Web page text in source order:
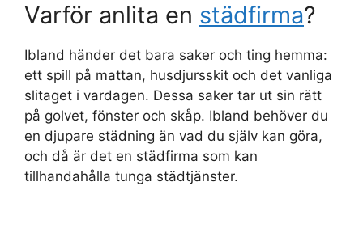
Varför anlita en städfirma?
Ibland händer det bara saker och ting hemma:
ett spill på mattan, husdjursskit och det vanliga
slitaget i vardagen. Dessa saker tar ut sin rätt
på golvet, fönster och skåp. Ibland behöver du
en djupare städning än vad du själv kan göra,
och då är det en städfirma som kan
tillhandahålla tunga städtjänster.